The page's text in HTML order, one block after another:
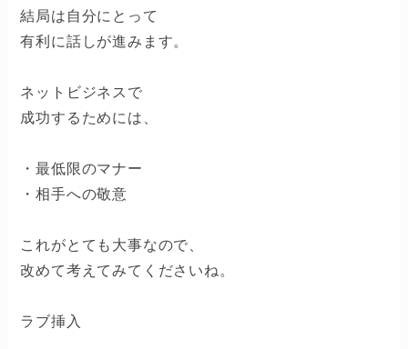
結局は自分にとって
有利に話しが進みます。
ネットビジネスで
成功するためには、
・最低限のマナー
・相手への敬意
これがとても大事なので、
改めて考えてみてくださいね。
ラブ挿入